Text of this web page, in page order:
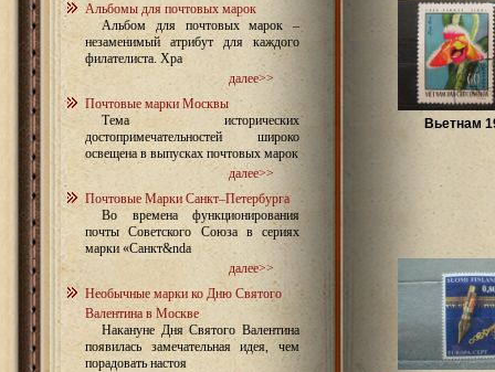
Альбомы для почтовых марок
Альбом для почтовых марок –
незаменимый атрибут для каждого
филателиста. Хра
далее>>
Почтовые марки Москвы
Тема исторических
достопримечательностей широко
освещена в выпусках почтовых марок
далее>>
Почтовые Марки Санкт–Петербурга
Во времена функционирования
почты Советского Союза в сериях
марки «Санкт&nda
далее>>
Необычные марки ко Дню Святого
Валентина в Москве
Накануне Дня Святого Валентина
появилась замечательная идея, чем
порадовать настоя
Вьетнам